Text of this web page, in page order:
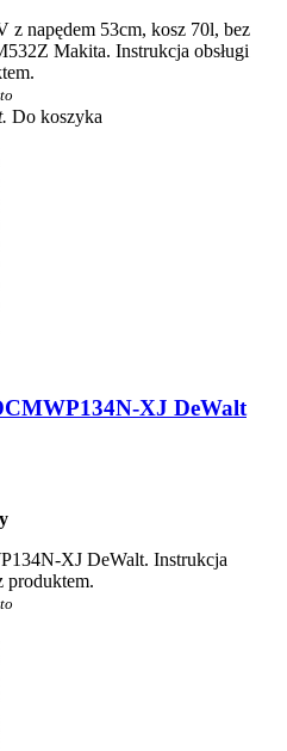
z napędem 53cm, kosz 70l, bez
Makita. Instrukcja obsługi
Do koszyka
XJ DeWalt
XJ DeWalt. Instrukcja
produktem.